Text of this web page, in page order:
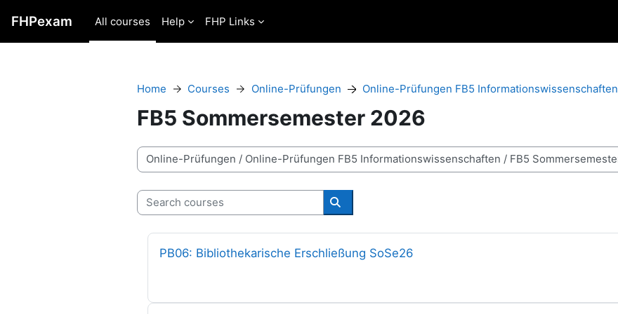
FHPexam All courses Help FHP Links
Home Courses Online-Prüfungen Online-Prüfungen FB5 Informationswissenschaften
FB5 Sommersemester 2026
Course categories
Search courses
Search courses
Course name
PB06: Bibliothekarische Erschließung SoSe26